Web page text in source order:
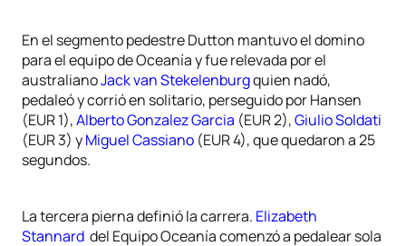
En el segmento pedestre Dutton mantuvo el domino
para el equipo de Oceanía y fue relevada por el
australianoJack van Stekelenburgquien nadó,
pedaleó y corrió en solitario, perseguido por Hansen
(EUR 1),Alberto Gonzalez Garcia (EUR 2),Giulio Soldati
(EUR 3) yMiguel Cassiano (EUR 4), que quedaron a 25
segundos.
La tercera pierna definió la carrera. Elizabeth
Stannard del Equipo Oceanía comenzó a pedalear sola